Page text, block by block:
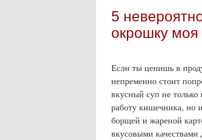
5
окрошку моя
Если ты ценишь в
непременно стоит
вкусный суп не
работу кишечника, но
борщей и жареной
вкусовыми